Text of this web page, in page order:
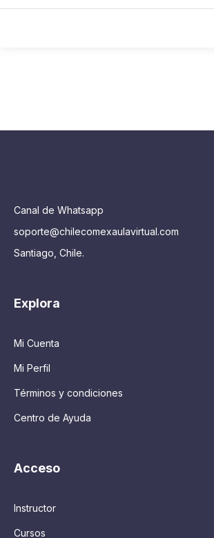
Canal de Whatsapp
soporte@chilecomexaulavirtual.com
Santiago, Chile.
Explora
Mi Cuenta
Mi Perfil
Términos y condiciones
Centro de Ayuda
Acceso
Instructor
Cursos